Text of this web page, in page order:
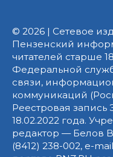
© 2026 | Сетевое
Пензенский
читателей старше
Федеральной
связи,
коммуникаций
Реестровая
18.02.2022 года.
редактор — Белов
(8412) 238-002, e-